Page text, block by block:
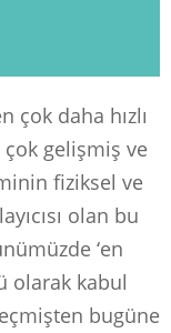
daha hızlı
gelişmiş ve
fiziksel ve
olan bu
‘en
olarak kabul
bugüne